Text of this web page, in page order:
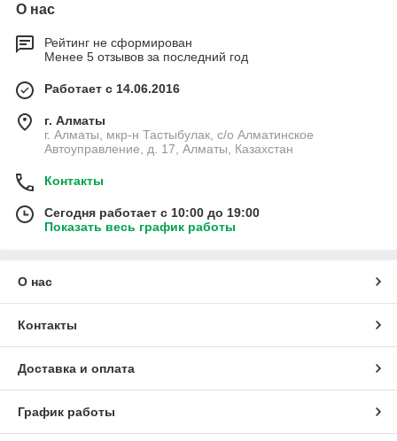
О нас
Рейтинг не сформирован
Менее 5 отзывов за последний год
Работает с 14.06.2016
г. Алматы
г. Алматы, мкр-н Тастыбулак, с/о Алматинское
Автоуправление, д. 17, Алматы, Казахстан
Контакты
Сегодня работает с 10:00 до 19:00
Показать весь график работы
О нас
Контакты
Доставка и оплата
График работы